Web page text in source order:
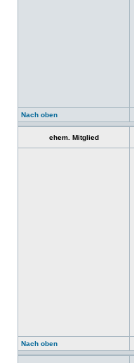
Nach oben
ehem. Mitglied
Nach oben